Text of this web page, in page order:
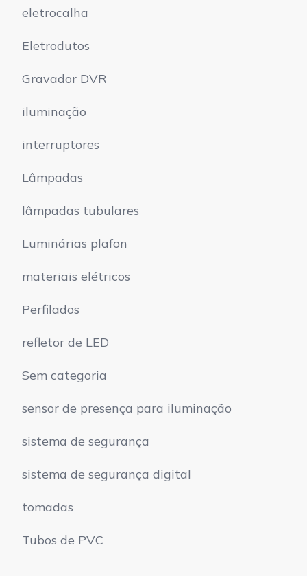
eletrocalha
Eletrodutos
Gravador DVR
iluminação
interruptores
Lâmpadas
lâmpadas tubulares
Luminárias plafon
materiais elétricos
Perfilados
refletor de LED
Sem categoria
sensor de presença para iluminação
sistema de segurança
sistema de segurança digital
tomadas
Tubos de PVC